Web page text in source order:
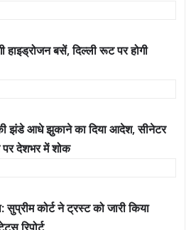
हाइड्रोजन बसें, दिल्ली रूट पर होगी
झंडे आधे झुकाने का दिया आदेश, सीनेटर
देशभर में शोक
सुप्रीम कोर्ट ने ट्रस्ट को जारी किया